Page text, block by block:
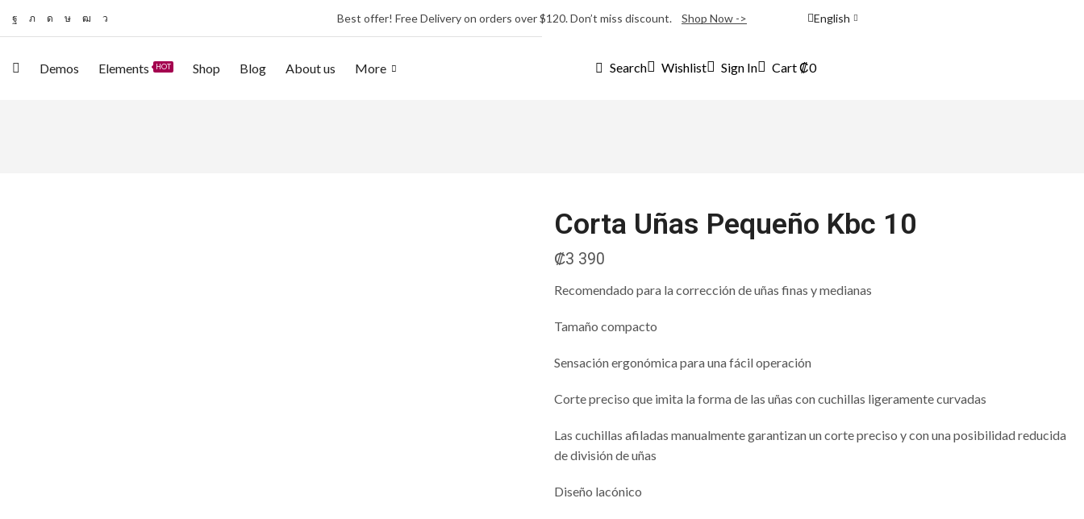
Best offer! Free Delivery on orders over $120. Don’t miss discount. Shop Now -> English
Demos Elements HOT Shop Blog About us More Search Wishlist Sign In Cart₡0
Corta Uñas Pequeño Kbc 10
₡3 390
Recomendado para la corrección de uñas finas y medianas
Tamaño compacto
Sensación ergonómica para una fácil operación
Corte preciso que imita la forma de las uñas con cuchillas ligeramente curvadas
Las cuchillas afiladas manualmente garantizan un corte preciso y con una posibilidad reducida
de división de uñas
Diseño lacónico